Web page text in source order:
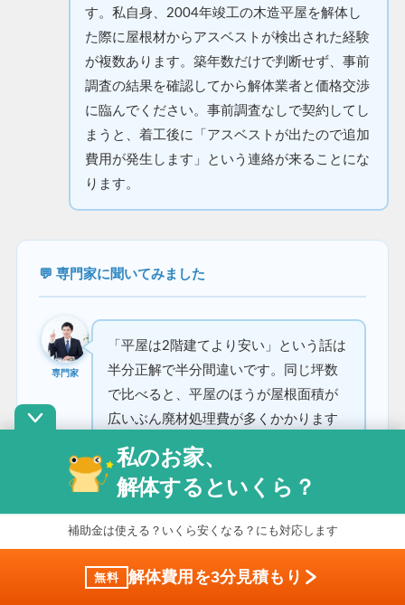
す。私自身、2004年竣工の木造平屋を解体し
た際に屋根材からアスベストが検出された経験
が複数あります。築年数だけで判断せず、事前
調査の結果を確認してから解体業者と価格交渉
に臨んでください。事前調査なしで契約してし
まうと、着工後に「アスベストが出たので追加
費用が発生します」という連絡が来ることにな
ります。
💬 専門家に聞いてみました
専門家
「平屋は2階建てより安い」という話は
半分正解で半分間違いです。同じ坪数
で比べると、平屋のほうが屋根面積が
広いぶん廃材処理費が多くかかります
し、1階がすべて広がっている構造のせ
いで隣地との距離が近くなりやすい。
重機が入れない現場は全体の2割以上あ
ります。そしてアスベスト。この3つが
重なると、2階建てより30〜50万円以
上高くなることは珍しくないのです。
私のお家、
解体するといくら？
補助金は使える？いくら安くなる？にも対応します
無料 解体費用を3分見積もり